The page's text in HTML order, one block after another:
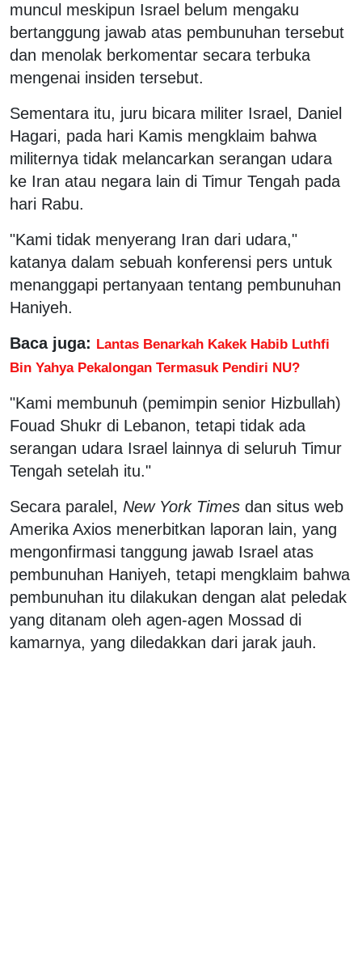
muncul meskipun Israel belum mengaku
bertanggung jawab atas pembunuhan tersebut
dan menolak berkomentar secara terbuka
mengenai insiden tersebut.
Sementara itu, juru bicara militer Israel, Daniel
Hagari, pada hari Kamis mengklaim bahwa
militernya tidak melancarkan serangan udara
ke Iran atau negara lain di Timur Tengah pada
hari Rabu.
"Kami tidak menyerang Iran dari udara,"
katanya dalam sebuah konferensi pers untuk
menanggapi pertanyaan tentang pembunuhan
Haniyeh.
Baca juga: Lantas Benarkah Kakek Habib Luthfi
Bin Yahya Pekalongan Termasuk Pendiri NU?
"Kami membunuh (pemimpin senior Hizbullah)
Fouad Shukr di Lebanon, tetapi tidak ada
serangan udara Israel lainnya di seluruh Timur
Tengah setelah itu."
Secara paralel, New York Times dan situs web
Amerika Axios menerbitkan laporan lain, yang
mengonfirmasi tanggung jawab Israel atas
pembunuhan Haniyeh, tetapi mengklaim bahwa
pembunuhan itu dilakukan dengan alat peledak
yang ditanam oleh agen-agen Mossad di
kamarnya, yang diledakkan dari jarak jauh.